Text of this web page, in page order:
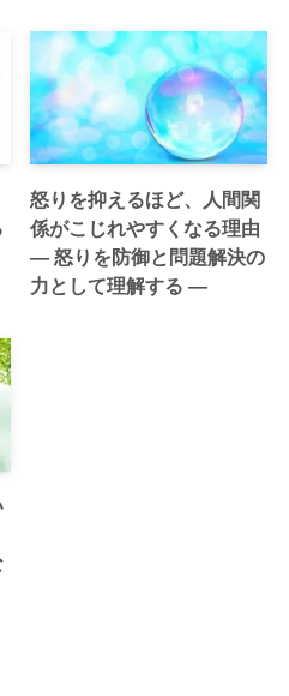
怒りを抑えるほど、人間関
係がこじれやすくなる理由
― 怒りを防御と問題解決の
力として理解する ―